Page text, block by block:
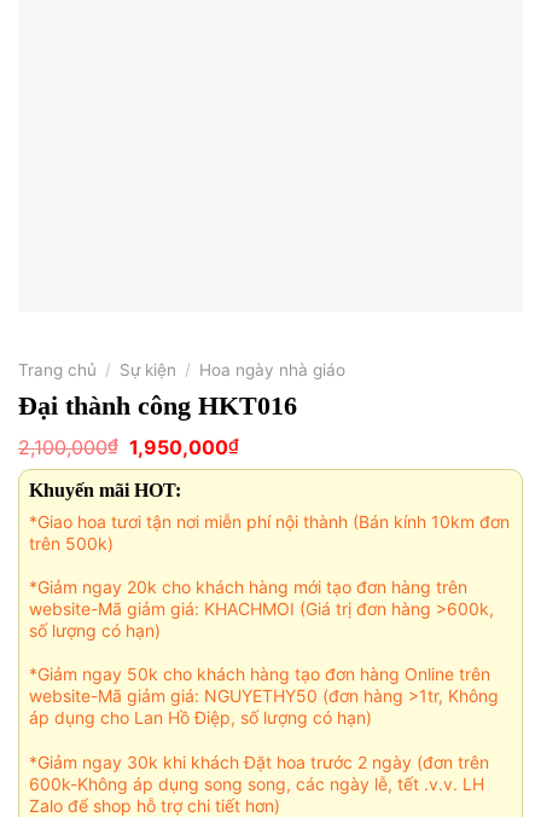
Trang chủ / Sự kiện / Hoa ngày nhà giáo
Đại thành công HKT016
2,100,000₫ Giá
gốc
là:
2,100,000₫.
1,950,000₫Giá
hiện
1,950,000₫.
Khuyến mãi HOT:
*Giao hoa tươi tận nơi miễn phí nội thành (Bán kính 10km đơn
trên 500k)
*Giảm ngay 20k cho khách hàng mới tạo đơn hàng trên
website-Mã giảm giá: KHACHMOI (Giá trị đơn hàng >600k,
số lượng có hạn)
*Giảm ngay 50k cho khách hàng tạo đơn hàng Online trên
website-Mã giảm giá: NGUYETHY50 (đơn hàng >1tr, Không
áp dụng cho Lan Hồ Điệp, số lượng có hạn)
*Giảm ngay 30k khi khách Đặt hoa trước 2 ngày (đơn trên
600k-Không áp dụng song song, các ngày lễ, tết .v.v. LH
Zalo để shop hỗ trợ chi tiết hơn)